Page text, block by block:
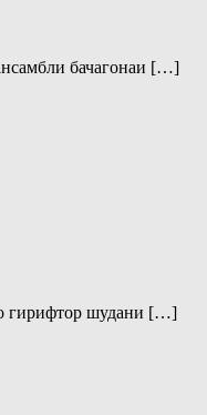
бачагонаи […]
гирифтор шудани […]